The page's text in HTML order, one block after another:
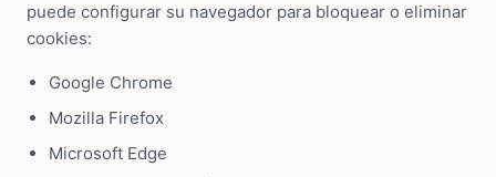
puede configurar su navegador para bloquear o eliminar
cookies:
Google Chrome
Mozilla Firefox
Microsoft Edge